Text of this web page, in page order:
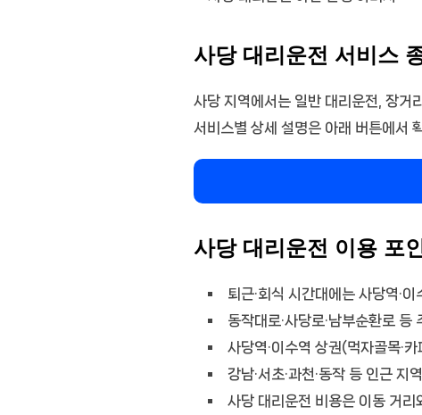
사당 대리운전 서비스
사당 지역에서는 일반 대리운전, 장거
서비스별 상세 설명은 아래 버튼에서
사당 대리운전 이용 포
퇴근·회식 시간대에는 사당역·
동작대로·사당로·남부순환로
사당역·이수역 상권(먹자골목·
강남·서초·과천·동작 등 인근
사당 대리운전 비용은 이동 거리